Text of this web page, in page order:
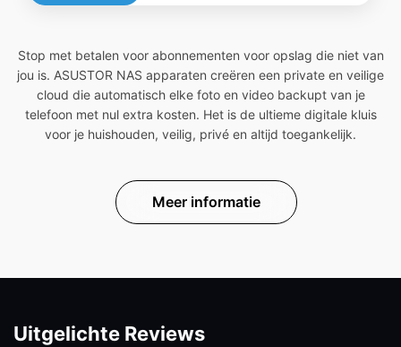
Stop met betalen voor abonnementen voor opslag die niet van
jou is. ASUSTOR NAS apparaten creëren een private en veilige
cloud die automatisch elke foto en video backupt van je
telefoon met nul extra kosten. Het is de ultieme digitale kluis
voor je huishouden, veilig, privé en altijd toegankelijk.
Meer informatie
Uitgelichte Reviews